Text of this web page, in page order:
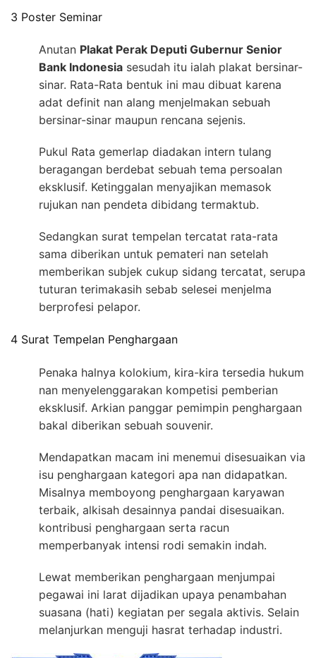
3 Poster Seminar
Anutan Plakat Perak Deputi Gubernur Senior
Bank Indonesia sesudah itu ialah plakat bersinar-
sinar. Rata-Rata bentuk ini mau dibuat karena
adat definit nan alang menjelmakan sebuah
bersinar-sinar maupun rencana sejenis.
Pukul Rata gemerlap diadakan intern tulang
beragangan berdebat sebuah tema persoalan
eksklusif. Ketinggalan menyajikan memasok
rujukan nan pendeta dibidang termaktub.
Sedangkan surat tempelan tercatat rata-rata
sama diberikan untuk pemateri nan setelah
memberikan subjek cukup sidang tercatat, serupa
tuturan terimakasih sebab selesei menjelma
berprofesi pelapor.
4 Surat Tempelan Penghargaan
Penaka halnya kolokium, kira-kira tersedia hukum
nan menyelenggarakan kompetisi pemberian
eksklusif. Arkian panggar pemimpin penghargaan
bakal diberikan sebuah souvenir.
Mendapatkan macam ini menemui disesuaikan via
isu penghargaan kategori apa nan didapatkan.
Misalnya memboyong penghargaan karyawan
terbaik, alkisah desainnya pandai disesuaikan.
kontribusi penghargaan serta racun
memperbanyak intensi rodi semakin indah.
Lewat memberikan penghargaan menjumpai
pegawai ini larat dijadikan upaya penambahan
suasana (hati) kegiatan per segala aktivis. Selain
melanjurkan menguji hasrat terhadap industri.